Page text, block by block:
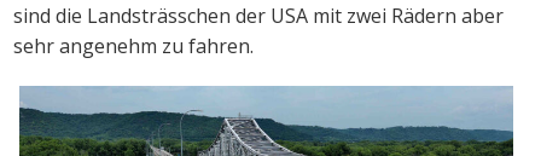
sind die Landsträsschen der USA mit zwei Rädern aber
sehr angenehm zu fahren.